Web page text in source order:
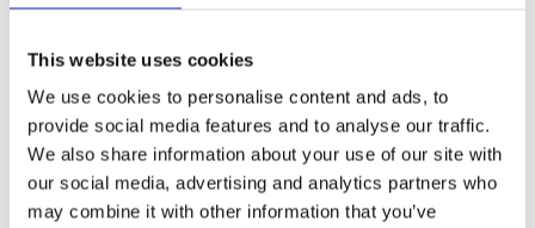
This website uses cookies
We use cookies to personalise content and ads, to
provide social media features and to analyse our traffic.
We also share information about your use of our site with
our social media, advertising and analytics partners who
may combine it with other information that you’ve
Walkmaxx: Korak bliže zdravlju, bez obzira
na sezonu